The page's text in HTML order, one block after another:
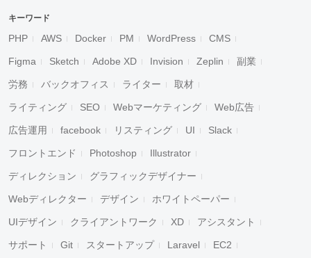
キーワード
PHP AWS Docker PM WordPress CMS
Figma Sketch Adobe XD Invision Zeplin 副業
労務 バックオフィス ライター 取材
ライティング SEO Webマーケティング Web広告
広告運用 facebook リスティング UI Slack
フロントエンド Photoshop Illustrator
ディレクション グラフィックデザイナー
Webディレクター デザイン ホワイトペーパー
UIデザイン クライアントワーク XD アシスタント
サポート Git スタートアップ Laravel EC2